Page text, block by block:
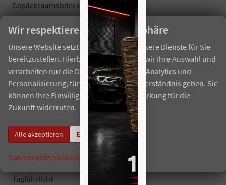
Gepäckraumabdeckung
el. Parkbremse
Aussenausstattung
5-trg.
el. Fensterheber vorne + hinten
Dachreling silber
abgedunkelte Heckscheiben
el. heranklappbare und beheizbare Außenspiegel
Colorverglasung
Tagfahrlicht
Wir respektieren Ihre Privatsphäre
Unsere Website setzt Cookies ein, um unsere Dienste für Sie
bereitzustellen. Hierbei berücksichtigen wir Ihre Auswahl und
verarbeiten nur die Daten für Marketing, Analytics und
Personalisierung, für die Sie uns Ihr Einverständnis geben. Sie
können Ihre Einwilligung jederzeit mit Wirkung für die
Zukunft widerrufen.
Alle akzeptieren Einstellungen
Datenschutzerklärung Impressum